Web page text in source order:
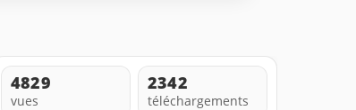
4829
vues
2342
téléchargements